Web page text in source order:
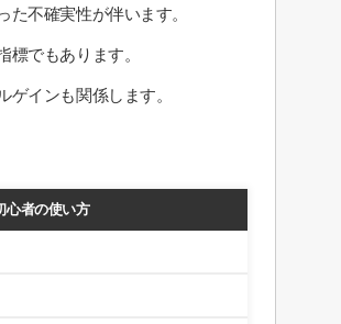
不確実性が伴います。
でもあります。
インも関係します。
心者の使い方